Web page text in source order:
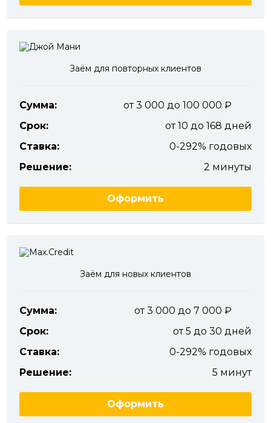
Заём для повторных клиентов
Сумма:
от 3 000 до 100 000
Срок:
от 10 до 168 дней
Ставка:
0-292% годовых
Решение:
2 минуты
Оформить
Заём для новых клиентов
Сумма:
от 3 000 до 7 000
Срок:
от 5 до 30 дней
Ставка:
0-292% годовых
Решение:
5 минут
Оформить